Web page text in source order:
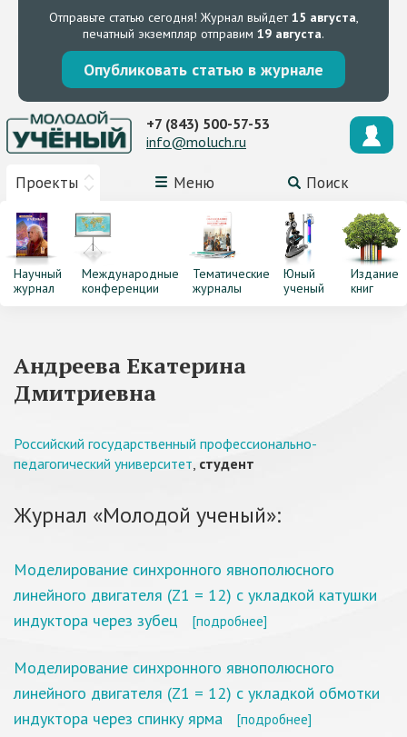
Отправьте статью сегодня! Журнал выйдет15 августа,
печатный экземпляр отправим 19 августа.
Опубликовать статью в журнале
Проекты Меню Поиск
+7 (843) 500-57-53
info@moluch.ru
Научный
журнал
Международные
конференции
Тематические
журналы
Юный
ученый
Издание
книг
Андреева Екатерина
Дмитриевна
Российский государственный профессионально-
педагогический университет, студент
Журнал «Молодой ученый»:
Моделирование синхронного явнополюсного
линейного двигателя (Z1 = 12) с укладкой катушки
индуктора через зубец
[подробнее]
Моделирование синхронного явнополюсного
линейного двигателя (Z1 = 12) с укладкой обмотки
индуктора через спинку ярма
[подробнее]